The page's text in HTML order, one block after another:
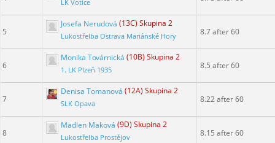
LK Votice
5
Josefa Nerudová (13C) Skupina 2
Lukostřelba Ostrava Mariánské Hory 8.7 after 60
6
Monika Továrnická (10B) Skupina 2
1. LK Plzeň 1935 8.5 after 60
7
Denisa Tomanová (12A) Skupina 2
SLK Opava 8.22 after 60
8
Madlen Maková (9D) Skupina 2
Lukostřelba Prostějov 8.15 after 60